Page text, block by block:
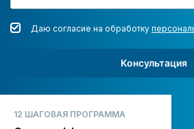
Даю согласие на обработку
Консультация
12 ШАГОВАЯ ПРОГРАММА